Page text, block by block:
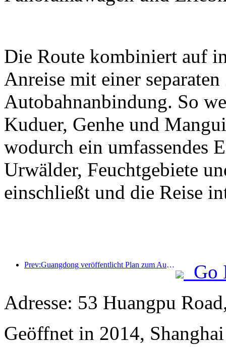
Die Route kombiniert auf
Anreise mit einer
Autobahnanbindung. So
Kuduer, Genhe und
wodurch ein umfassendes
Urwälder, Feuchtgebiete
einschließt und die Reise
Prev:Guangdong veröffentlicht Plan zum Ausbau der Kapazitäten im Dienstleistungssektor, um die Greater Bay Area zu einem erstklassigen Touristenziel zu entwickeln
Go
Adresse: 53 Huangpu
Geöffnet in 2014,